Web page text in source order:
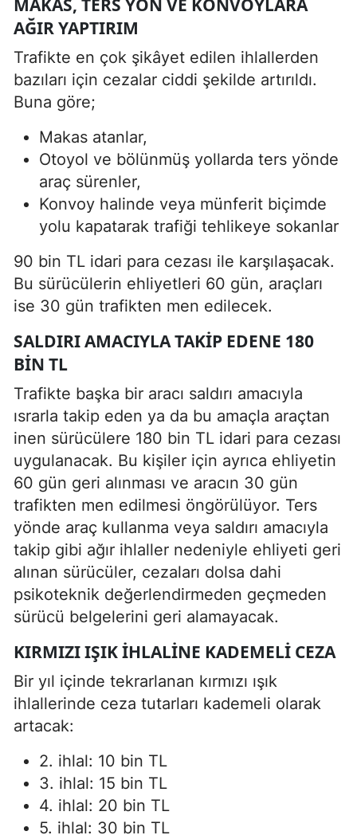
MAKAS, TERS YÖN VE KONVOYLARA
AĞIR YAPTIRIM
Trafikte en çok şikâyet edilen ihlallerden
bazıları için cezalar ciddi şekilde artırıldı.
Buna göre;
Makas atanlar,
Otoyol ve bölünmüş yollarda ters yönde
araç sürenler,
Konvoy halinde veya münferit biçimde
yolu kapatarak trafiği tehlikeye sokanlar
90 bin TL idari para cezası ile karşılaşacak.
Bu sürücülerin ehliyetleri 60 gün, araçları
ise 30 gün trafikten men edilecek.
SALDIRI AMACIYLA TAKIP EDENE 180
BIN TL
Trafikte başka bir aracı saldırı amacıyla
ısrarla takip eden ya da bu amaçla araçtan
inen sürücülere 180 bin TL idari para cezası
uygulanacak. Bu kişiler için ayrıca ehliyetin
60 gün geri alınması ve aracın 30 gün
trafikten men edilmesi öngörülüyor. Ters
yönde araç kullanma veya saldırı amacıyla
takip gibi ağır ihlaller nedeniyle ehliyeti geri
alınan sürücüler, cezaları dolsa dahi
psikoteknik değerlendirmeden geçmeden
sürücü belgelerini geri alamayacak.
KIRMIZI IŞIK IHLALINE KADEMELI CEZA
Bir yıl içinde tekrarlanan kırmızı ışık
ihlallerinde ceza tutarları kademeli olarak
artacak:
2. ihlal: 10 bin TL
3. ihlal: 15 bin TL
4. ihlal: 20 bin TL
5. ihlal: 30 bin TL